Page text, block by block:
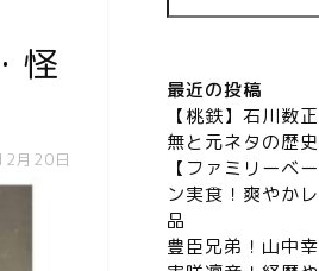
怪
月20日
最近の投稿
【桃鉄】石川数
無と元ネタの歴
【ファミリーベ
ン実食！爽やか
品
豊臣兄弟！山中